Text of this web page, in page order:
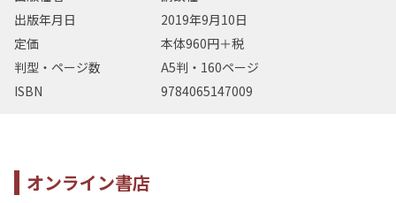
出版年月日
2019年9月10日
定価
本体960円＋税
判型・ページ数
A5判・160ページ
ISBN
9784065147009
オンライン書店